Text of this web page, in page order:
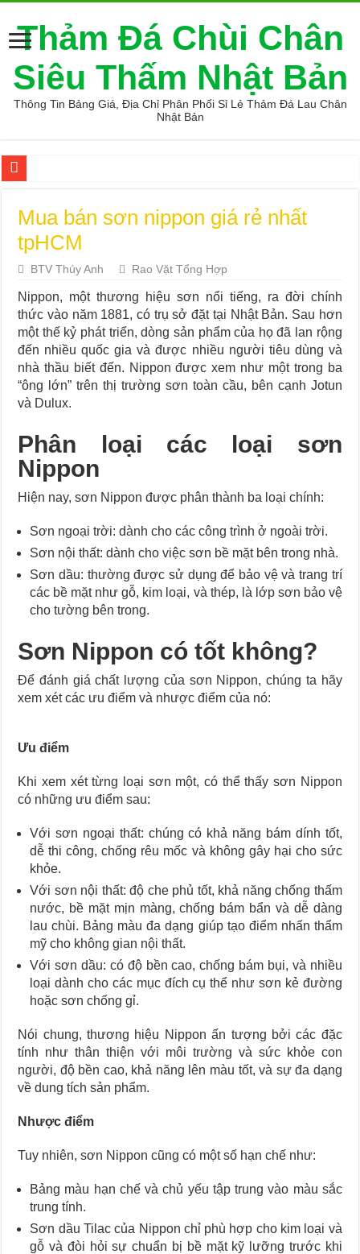
Thảm Đá Chùi Chân
Siêu Thấm Nhật Bản
Thông Tin Bảng Giá, Địa Chỉ Phân Phối Sỉ Lẻ Thảm Đá Lau Chân
Nhật Bản
Ở đâu bán thảm đá hút nước loại tốt
5 Mẫu Mũ Bác Sĩ Đẹp, Đúng Chuẩn Được Sử Dụng Nhiều Hiện
Tìm chỗ mua thảm đá siêu thấm
Cung cấp thảm đá nhà tắm
Địa điểm thảm đá phòng tắm xịn
Tìm chỗ mua thảm đá siêu thấm nước
Kỹ Thuật Nối Mi Hàn Quốc Tại Miss Tram Academy
Tìm chỗ mua thảm đá nhà tắm loại tốt
Mua bán sơn nippon giá rẻ nhất
tpHCM
BTV Thúy Anh Rao Vặt Tổng Hợp
Nippon, một thương hiệu sơn nổi tiếng, ra đời chính
thức vào năm 1881, có trụ sở đặt tại Nhật Bản. Sau hơn
một thế kỷ phát triển, dòng sản phẩm của họ đã lan rộng
đến nhiều quốc gia và được nhiều người tiêu dùng và
nhà thầu biết đến. Nippon được xem như một trong ba
“ông lớn” trên thị trường sơn toàn cầu, bên cạnh Jotun
và Dulux.
Phân loại các loại sơn
Nippon
Hiện nay, sơn Nippon được phân thành ba loại chính:
Sơn ngoại trời: dành cho các công trình ở ngoài trời.
Sơn nội thất: dành cho việc sơn bề mặt bên trong nhà.
Sơn dầu: thường được sử dụng để bảo vệ và trang trí
các bề mặt như gỗ, kim loại, và thép, là lớp sơn bảo vệ
cho tường bên trong.
Sơn Nippon có tốt không?
Để đánh giá chất lượng của sơn Nippon, chúng ta hãy
xem xét các ưu điểm và nhược điểm của nó:
Ưu điểm
Khi xem xét từng loại sơn một, có thể thấy sơn Nippon
có những ưu điểm sau:
Với sơn ngoại thất: chúng có khả năng bám dính tốt,
dễ thi công, chống rêu mốc và không gây hại cho sức
khỏe.
Với sơn nội thất: độ che phủ tốt, khả năng chống thấm
nước, bề mặt mịn màng, chống bám bẩn và dễ dàng
lau chùi. Bảng màu đa dạng giúp tạo điểm nhấn thẩm
mỹ cho không gian nội thất.
Với sơn dầu: có độ bền cao, chống bám bụi, và nhiều
loại dành cho các mục đích cụ thể như sơn kẻ đường
hoặc sơn chống gỉ.
Nói chung, thương hiệu Nippon ấn tượng bởi các đặc
tính như thân thiện với môi trường và sức khỏe con
người, độ bền cao, khả năng lên màu tốt, và sự đa dạng
về dung tích sản phẩm.
Nhược điểm
Tuy nhiên, sơn Nippon cũng có một số hạn chế như:
Bảng màu hạn chế và chủ yếu tập trung vào màu sắc
trung tính.
Sơn dầu Tilac của Nippon chỉ phù hợp cho kim loại và
gỗ và đòi hỏi sự chuẩn bị bề mặt kỹ lưỡng trước khi